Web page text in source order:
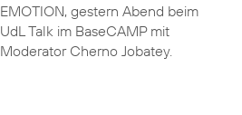
EMOTION, gestern Abend beim
UdL Talk im BaseCAMP mit
Moderator Cherno Jobatey.